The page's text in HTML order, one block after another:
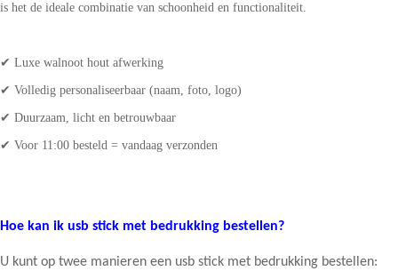
is het de ideale combinatie van schoonheid en functionaliteit.
✔ Luxe walnoot hout afwerking
✔ Volledig personaliseerbaar (naam, foto, logo)
✔ Duurzaam, licht en betrouwbaar
✔ Voor 11:00 besteld = vandaag verzonden
Hoe kan ik usb stick met bedrukking bestellen?
U kunt op twee manieren een usb stick met bedrukking bestellen: